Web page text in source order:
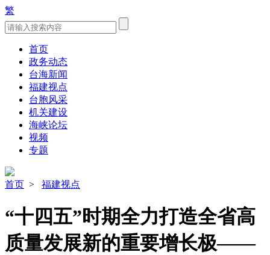
繁
首页
政务动态
台海新闻
福建视点
台胞风采
机关建设
海峡论坛
视频
专题
首页 > 福建视点
“十四五”时期全力打造全省高
质量发展新的重要增长极——